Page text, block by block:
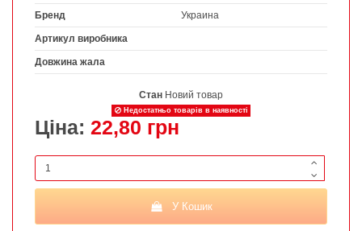
Бренд Украина
Артикул виробника
Довжина жала
Стан Новий товар
Недостатньо товарів в наявності
Ціна: 22,80 грн
У Кошик